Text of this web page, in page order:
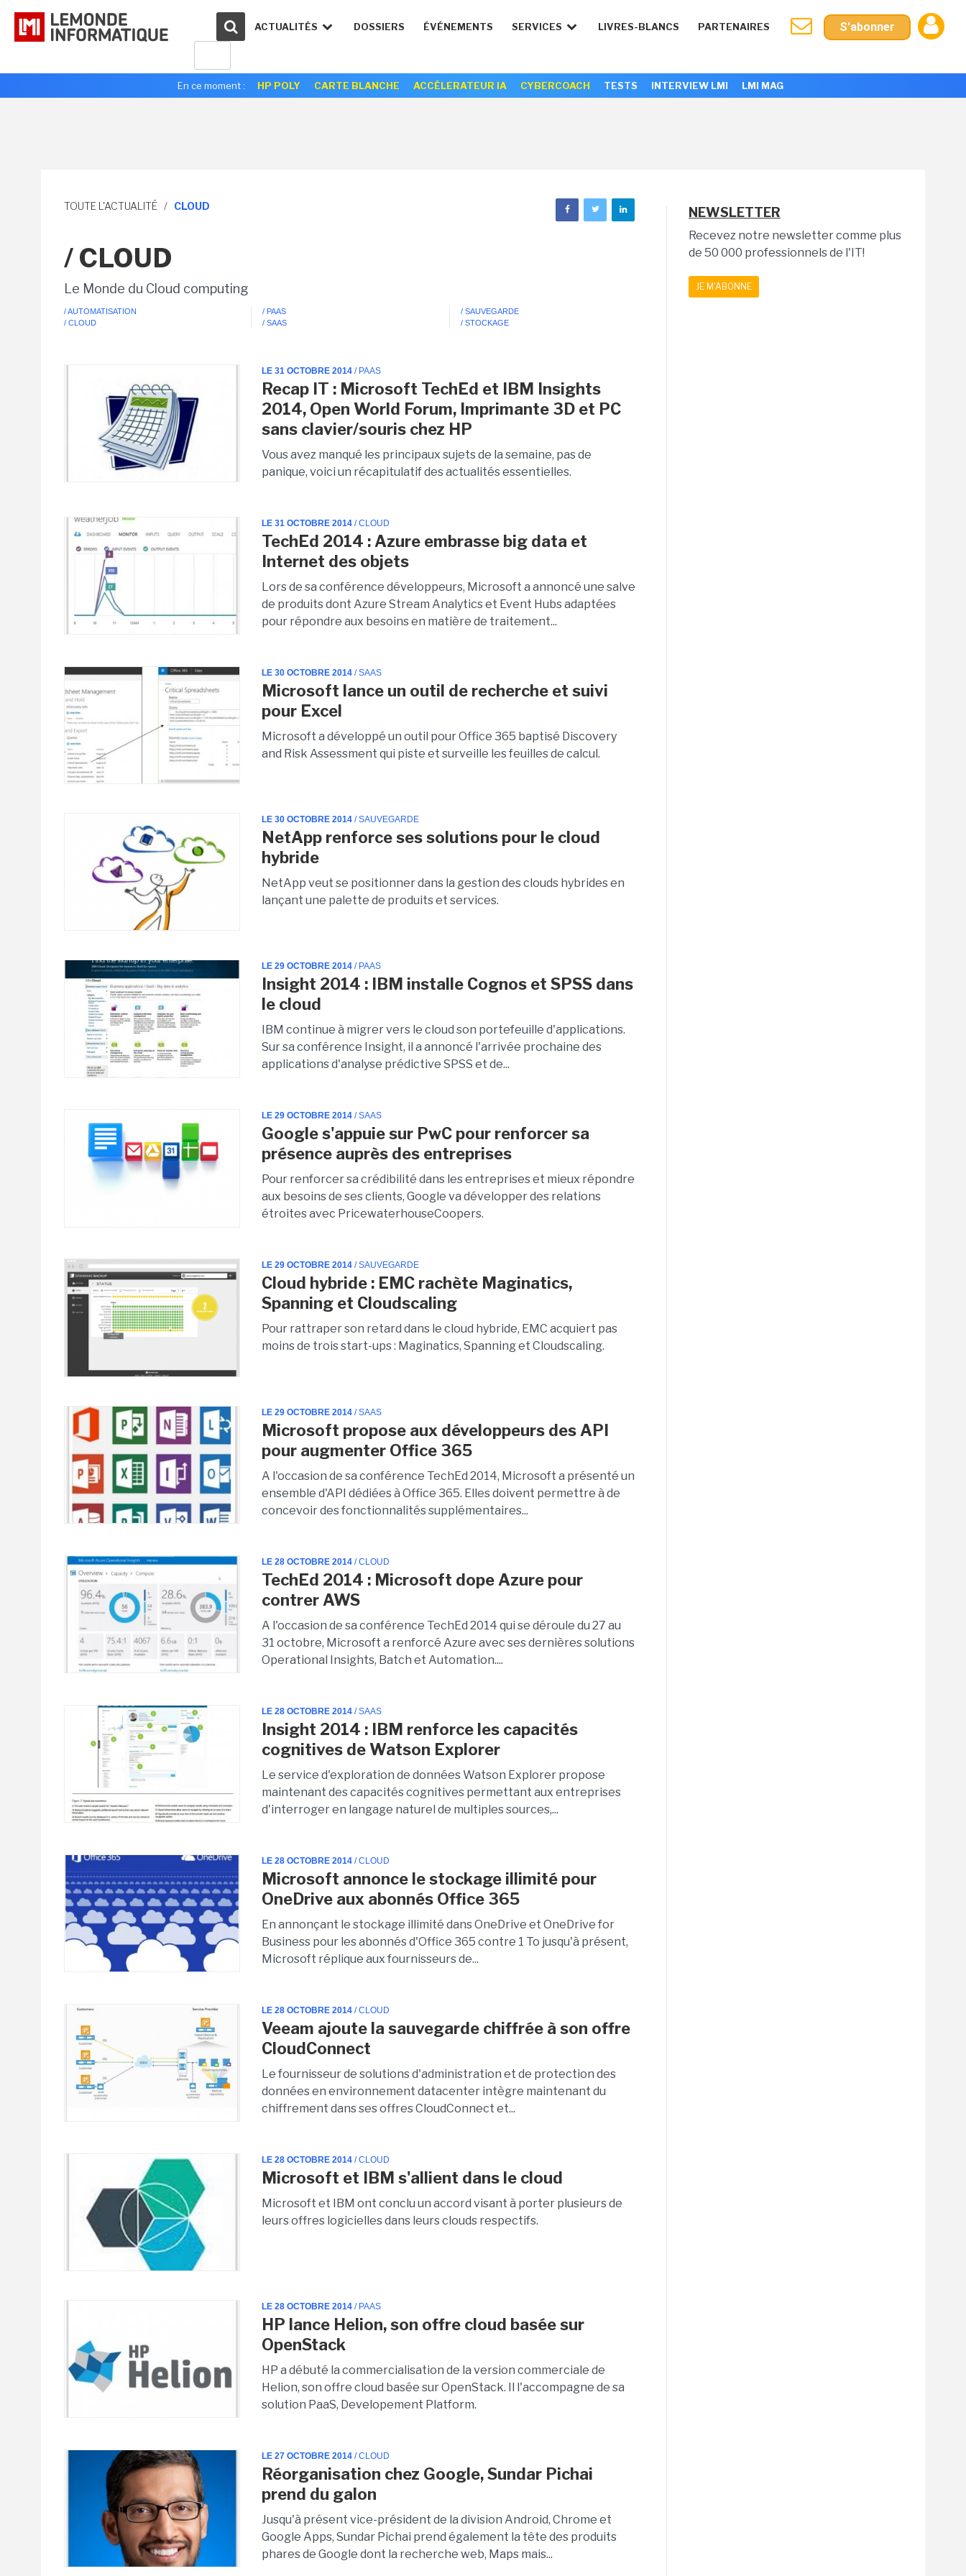
ACTUALITÉS DOSSIERS ÉVÉNEMENTS SERVICES LIVRES-BLANCS PARTENAIRES S'abonner
En ce moment : HP POLY CARTE BLANCHE ACCÉLERATEUR IA CYBERCOACH TESTS INTERVIEW LMI LMI MAG
TOUTE L'ACTUALITÉ / CLOUD
/ CLOUD
Le Monde du Cloud computing
/ AUTOMATISATION
/ CLOUD
/ PAAS
/ SAAS
/ SAUVEGARDE
/ STOCKAGE
LE 31 OCTOBRE 2014 / PAAS
Recap IT : Microsoft TechEd et IBM Insights
2014, Open World Forum, Imprimante 3D et PC
sans clavier/souris chez HP
Vous avez manqué les principaux sujets de la semaine, pas de
panique, voici un récapitulatif des actualités essentielles.
LE 31 OCTOBRE 2014 / CLOUD
TechEd 2014 : Azure embrasse big data et
Internet des objets
Lors de sa conférence développeurs, Microsoft a annoncé une salve
de produits dont Azure Stream Analytics et Event Hubs adaptées
pour répondre aux besoins en matière de traitement...
LE 30 OCTOBRE 2014 / SAAS
Microsoft lance un outil de recherche et suivi
pour Excel
Microsoft a développé un outil pour Office 365 baptisé Discovery
and Risk Assessment qui piste et surveille les feuilles de calcul.
LE 30 OCTOBRE 2014 / SAUVEGARDE
NetApp renforce ses solutions pour le cloud
hybride
NetApp veut se positionner dans la gestion des clouds hybrides en
lançant une palette de produits et services.
LE 29 OCTOBRE 2014 / PAAS
Insight 2014 : IBM installe Cognos et SPSS dans
le cloud
IBM continue à migrer vers le cloud son portefeuille d'applications.
Sur sa conférence Insight, il a annoncé l'arrivée prochaine des
applications d'analyse prédictive SPSS et de...
LE 29 OCTOBRE 2014 / SAAS
Google s'appuie sur PwC pour renforcer sa
présence auprès des entreprises
Pour renforcer sa crédibilité dans les entreprises et mieux répondre
aux besoins de ses clients, Google va développer des relations
étroites avec PricewaterhouseCoopers.
LE 29 OCTOBRE 2014 / SAUVEGARDE
Cloud hybride : EMC rachète Maginatics,
Spanning et Cloudscaling
Pour rattraper son retard dans le cloud hybride, EMC acquiert pas
moins de trois start-ups : Maginatics, Spanning et Cloudscaling.
LE 29 OCTOBRE 2014 / SAAS
Microsoft propose aux développeurs des API
pour augmenter Office 365
A l'occasion de sa conférence TechEd 2014, Microsoft a présenté un
ensemble d'API dédiées à Office 365. Elles doivent permettre à de
concevoir des fonctionnalités supplémentaires...
LE 28 OCTOBRE 2014 / CLOUD
TechEd 2014 : Microsoft dope Azure pour
contrer AWS
A l'occasion de sa conférence TechEd 2014 qui se déroule du 27 au
31 octobre, Microsoft a renforcé Azure avec ses dernières solutions
Operational Insights, Batch et Automation....
LE 28 OCTOBRE 2014 / SAAS
Insight 2014 : IBM renforce les capacités
cognitives de Watson Explorer
Le service d'exploration de données Watson Explorer propose
maintenant des capacités cognitives permettant aux entreprises
d'interroger en langage naturel de multiples sources,...
LE 28 OCTOBRE 2014 / CLOUD
Microsoft annonce le stockage illimité pour
OneDrive aux abonnés Office 365
En annonçant le stockage illimité dans OneDrive et OneDrive for
Business pour les abonnés d'Office 365 contre 1 To jusqu'à présent,
Microsoft réplique aux fournisseurs de...
LE 28 OCTOBRE 2014 / CLOUD
Veeam ajoute la sauvegarde chiffrée à son offre
CloudConnect
Le fournisseur de solutions d'administration et de protection des
données en environnement datacenter intègre maintenant du
chiffrement dans ses offres CloudConnect et...
LE 28 OCTOBRE 2014 / CLOUD
Microsoft et IBM s'allient dans le cloud
Microsoft et IBM ont conclu un accord visant à porter plusieurs de
leurs offres logicielles dans leurs clouds respectifs.
LE 28 OCTOBRE 2014 / PAAS
HP lance Helion, son offre cloud basée sur
OpenStack
HP a débuté la commercialisation de la version commerciale de
Helion, son offre cloud basée sur OpenStack. Il l'accompagne de sa
solution PaaS, Developement Platform.
LE 27 OCTOBRE 2014 / CLOUD
Réorganisation chez Google, Sundar Pichai
prend du galon
Jusqu'à présent vice-président de la division Android, Chrome et
Google Apps, Sundar Pichai prend également la tête des produits
phares de Google dont la recherche web, Maps mais...
NEWSLETTER
Recevez notre newsletter comme plus
de 50 000 professionnels de l'IT!
JE M'ABONNE